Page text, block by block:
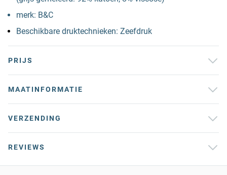
merk: B&C
Beschikbare druktechnieken: Zeefdruk
PRIJS
MAATINFORMATIE
VERZENDING
REVIEWS